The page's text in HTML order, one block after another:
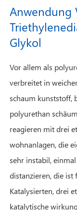
Anwendung
Glykol
Vor allem als
verbreitet in
schaum kunststoff,
polyurethan
reagieren mit drei
wohnanlagen, die
sehr instabil,
distanzieren, die
Katalysierten, drei
katalytische